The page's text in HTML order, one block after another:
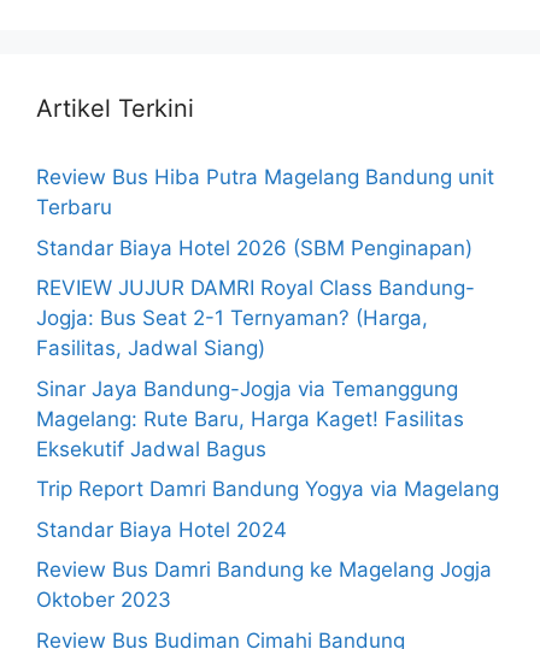
Artikel Terkini
Review Bus Hiba Putra Magelang Bandung unit
Terbaru
Standar Biaya Hotel 2026 (SBM Penginapan)
REVIEW JUJUR DAMRI Royal Class Bandung-
Jogja: Bus Seat 2-1 Ternyaman? (Harga,
Fasilitas, Jadwal Siang)
Sinar Jaya Bandung-Jogja via Temanggung
Magelang: Rute Baru, Harga Kaget! Fasilitas
Eksekutif Jadwal Bagus
Trip Report Damri Bandung Yogya via Magelang
Standar Biaya Hotel 2024
Review Bus Damri Bandung ke Magelang Jogja
Oktober 2023
Review Bus Budiman Cimahi Bandung